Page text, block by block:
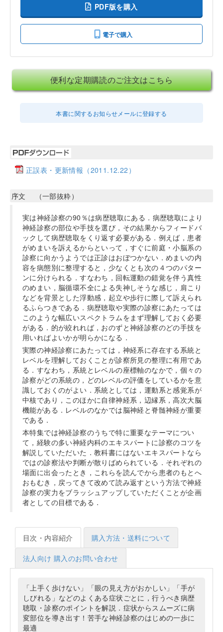
PDF版を購入
電子で購入
便利な定期購読のご注文はこちら
本書に関するお知らせメールに登録する
正誤表・更新情報（2011.12.22）
序文 （一部抜粋）
実は神経診察の90％は病歴聴取にある．病歴聴取により
神経診察の部位や手技を選び，その結果からフィードバ
ックして病歴聴取をくり返す必要がある．例えば，患者
がめまいを訴えるからといって，すぐに前庭・小脳系の
診察に向かうようでは正診はおぼつかない．めまいの内
容を病態別に整理すると，少なくとも次の４つのパター
ンに分けられる．すなわち，回転運動の錯覚を伴う真性
のめまい，脳循環不全による失神しそうな感じ，肩こり
などを背景とした浮動感，起立や歩行に際して訴えられ
るふらつきである．病歴聴取や実際の診察にあたっては
このような幅広いスペクトラムをまず理解しておく必要
がある．的が絞れれば，おのずと神経診察のどの手技を
用いればよいかが明らかになる．
実際の神経診察にあたっては，神経系に存在する系統と
レベルを理解しておくことが診察所見の整理に有用であ
る．すなわち，系統とレベルの座標軸のなかで，個々の
診察がどの系統の，どのレベルの評価をしているかを意
識しておくのがよい．系統としては，運動系と感覚系が
中核であり，このほかに自律神経系，辺縁系，高次大脳
機能がある．レベルのなかでは脳神経と脊髄神経が重要
である．
本特集では神経診察のうちで特に重要なテーマについ
て，経験の多い神経内科のエキスパートに診察のコツを
解説していただいた．教科書にはないエキスパートなら
ではの診察法や判断が散りばめられている．それぞれの
場面に出会ったとき，これらを読んでから患者のもとへ
おもむき，戻ってきて改めて読み返すという方法で神経
診察の実力をブラッシュアップしていただくことが企画
者としての目標である．
目次・内容紹介 購入方法・送料について
法人向け 購入のお問い合わせ
「上手く歩けない」「眼の見え方がおかしい」「手が
しびれる」などのよくある症状ごとに，行うべき病歴
聴取・診察のポイントを解説．症状からスムーズに病
変部位を導き出す！苦手な神経診察のはじめの一歩に
最適